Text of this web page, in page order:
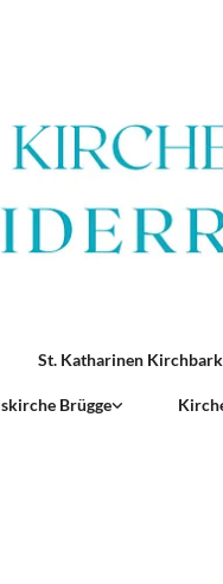
St. Katharinen
Brügge